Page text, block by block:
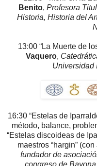
Benito, Profesora
Historia, Historia del
13:00 “La Muerte de
Vaquero,
Universidad
16:30 “Estelas de
método, balance,
“Estelas discoideas de
maestros “hargin” (con
fundador de
congreso de